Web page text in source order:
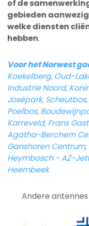
of de
gebieden
welke diensten
hebben.
Voor het Norwest
Koekelberg, Oud-
Industrie Noord,
Josépark,
Poelbos,
Karreveld, Frans
Agatha-Berchem
Ganshoren
Heymbosch - AZ-
Heembeek
Andere antennes